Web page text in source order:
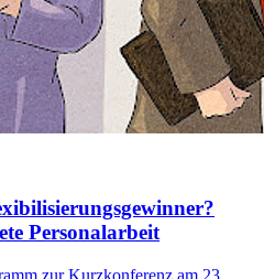
Personalarbeit
zur Kurzkonferenz am 23.